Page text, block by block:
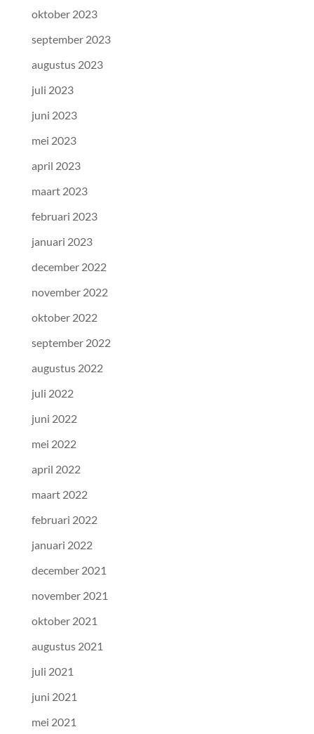
oktober 2023
september 2023
augustus 2023
juli 2023
juni 2023
mei 2023
april 2023
maart 2023
februari 2023
januari 2023
december 2022
november 2022
oktober 2022
september 2022
augustus 2022
juli 2022
juni 2022
mei 2022
april 2022
maart 2022
februari 2022
januari 2022
december 2021
november 2021
oktober 2021
augustus 2021
juli 2021
juni 2021
mei 2021